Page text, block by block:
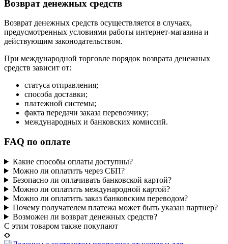
Возврат денежных средств
Возврат денежных средств осуществляется в случаях,
предусмотренных условиями работы интернет-магазина и
действующим законодательством.
При международной торговле порядок возврата денежных
средств зависит от:
статуса отправления;
способа доставки;
платежной системы;
факта передачи заказа перевозчику;
международных и банковских комиссий.
FAQ по оплате
Какие способы оплаты доступны?
Можно ли оплатить через СБП?
Безопасно ли оплачивать банковской картой?
Можно ли оплатить международной картой?
Можно ли оплатить заказ банковским переводом?
Почему получателем платежа может быть указан партнер?
Возможен ли возврат денежных средств?
C этим товаром также покупают